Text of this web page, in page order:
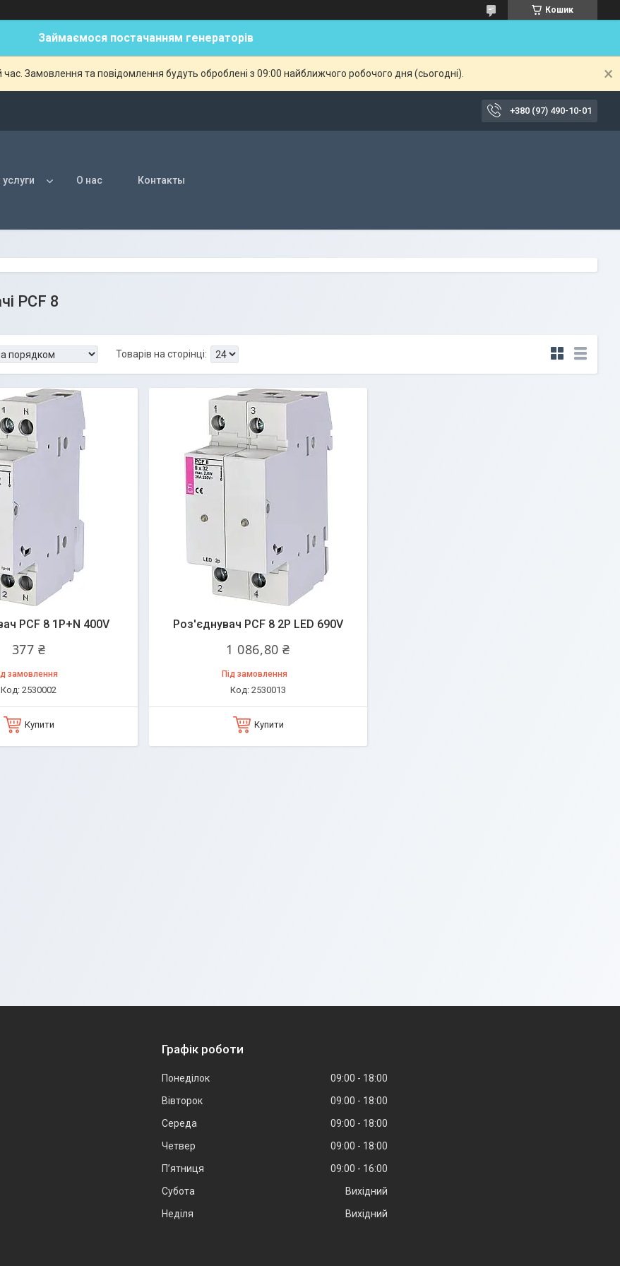
Кошик
Займаємося постачанням генераторів
час. Замовлення та повідомлення будуть оброблені з 09:00 найближчого робочого дня (сьогодні).
+380 (97) 490-10-01
О нас Контакты
PCF 8
PCF 8 1P+N 400V
377 ₴
замовлення
2530002
Купити
Роз'єднувач PCF 8 2P LED 690V
1 086,80 ₴
Під замовлення
2530013
Купити
Графік роботи
Понеділок 09:00
18:00
Вівторок
09:00
18:00
Середа
09:00
18:00
Четвер
09:00
18:00
Пʼятниця
09:00
16:00
Субота
Вихідний
Неділя
Вихідний